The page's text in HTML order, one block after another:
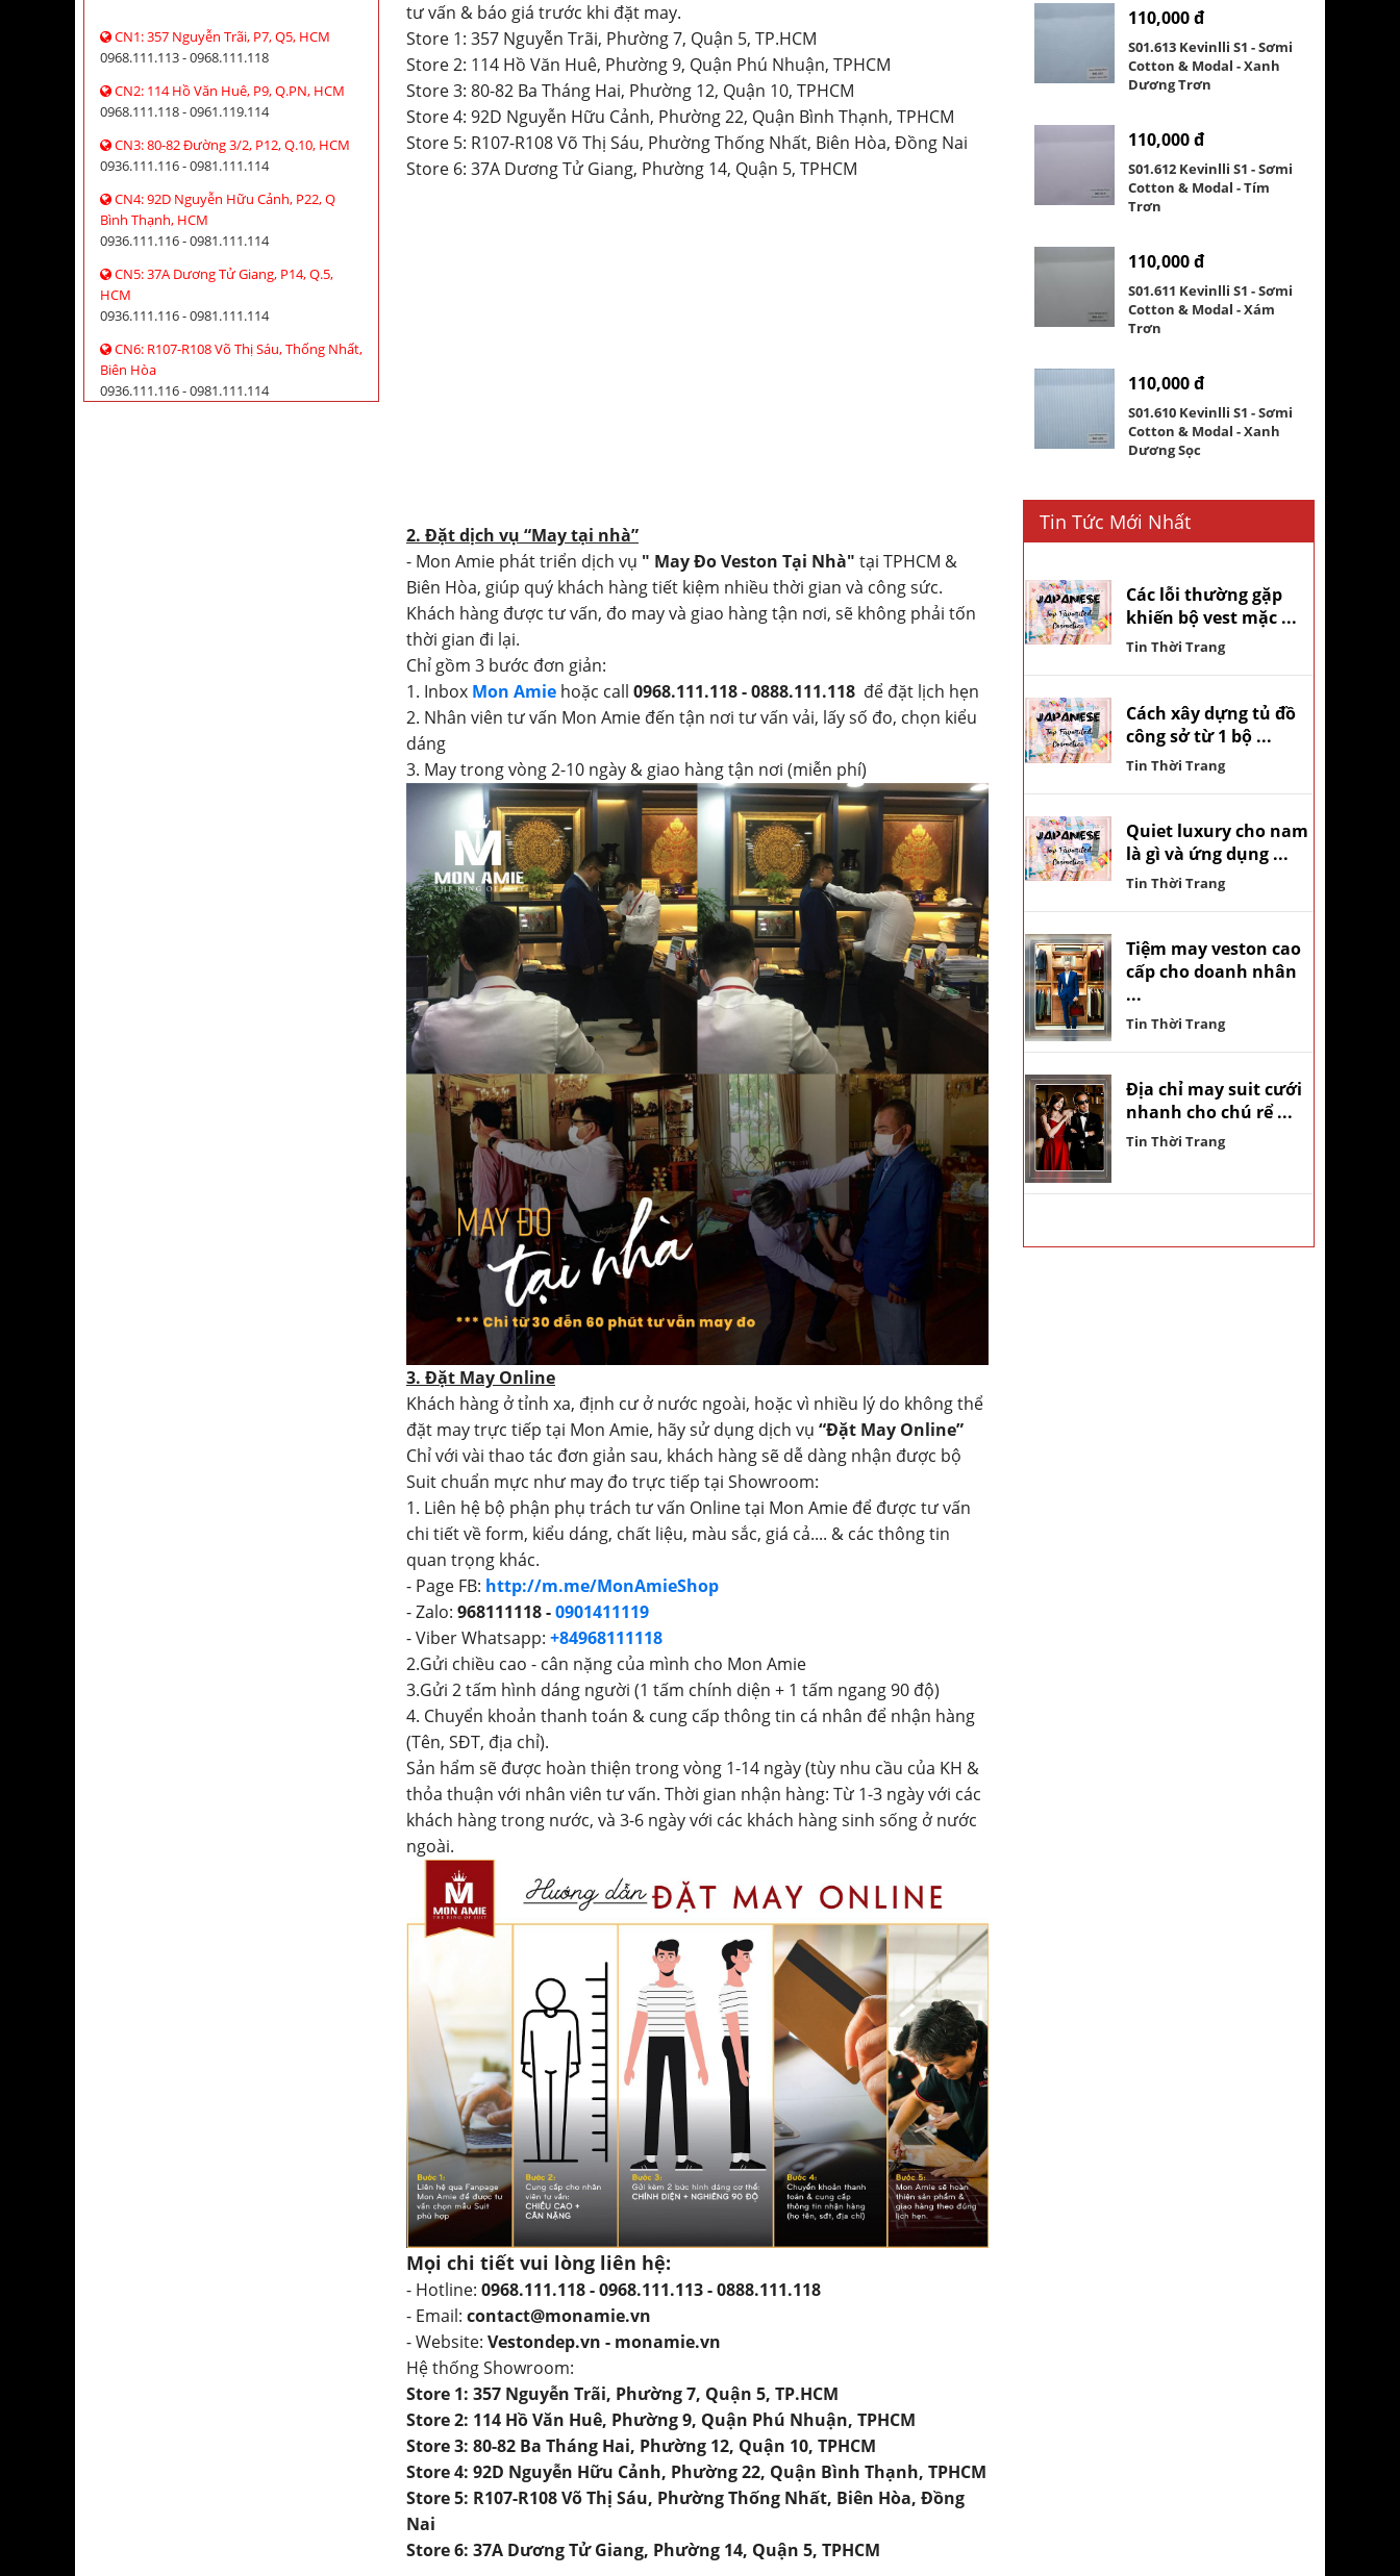
CN1: 357 Nguyễn Trãi, P7, Q5, HCM
0968.111.113 - 0968.111.118
CN2: 114 Hồ Văn Huê, P9, Q.PN, HCM
0968.111.118 - 0961.119.114
CN3: 80-82 Đường 3/2, P12, Q.10, HCM
0936.111.116 - 0981.111.114
CN4: 92D Nguyễn Hữu Cảnh, P22, Q
Bình Thạnh, HCM
0936.111.116 - 0981.111.114
CN5: 37A Dương Tử Giang, P14, Q.5,
HCM
0936.111.116 - 0981.111.114
CN6: R107-R108 Võ Thị Sáu, Thống Nhất,
Biên Hòa
0936.111.116 - 0981.111.114
tư vấn & báo giá trước khi đặt may.
Store 1: 357 Nguyễn Trãi, Phường 7, Quận 5, TP.HCM
Store 2: 114 Hồ Văn Huê, Phường 9, Quận Phú Nhuận, TPHCM
Store 3: 80-82 Ba Tháng Hai, Phường 12, Quận 10, TPHCM
Store 4: 92D Nguyễn Hữu Cảnh, Phường 22, Quận Bình Thạnh, TPHCM
Store 5: R107-R108 Võ Thị Sáu, Phường Thống Nhất, Biên Hòa, Đồng Nai
Store 6: 37A Dương Tử Giang, Phường 14, Quận 5, TPHCM
2. Đặt dịch vụ “May tại nhà”
- Mon Amie phát triển dịch vụ " May Đo Veston Tại Nhà" tại TPHCM &
Biên Hòa, giúp quý khách hàng tiết kiệm nhiều thời gian và công sức.
Khách hàng được tư vấn, đo may và giao hàng tận nơi, sẽ không phải tốn
thời gian đi lại.
Chỉ gồm 3 bước đơn giản:
1. Inbox Mon Amie hoặc call 0968.111.118 - 0888.111.118 để đặt lịch hẹn
2. Nhân viên tư vấn Mon Amie đến tận nơi tư vấn vải, lấy số đo, chọn kiểu
dáng
3. May trong vòng 2-10 ngày & giao hàng tận nơi (miễn phí)
3. Đặt May Online
Khách hàng ở tỉnh xa, định cư ở nước ngoài, hoặc vì nhiều lý do không thể
đặt may trực tiếp tại Mon Amie, hãy sử dụng dịch vụ “Đặt May Online”
Chỉ với vài thao tác đơn giản sau, khách hàng sẽ dễ dàng nhận được bộ
Suit chuẩn mực như may đo trực tiếp tại Showroom:
1. Liên hệ bộ phận phụ trách tư vấn Online tại Mon Amie để được tư vấn
chi tiết về form, kiểu dáng, chất liệu, màu sắc, giá cả.... & các thông tin
quan trọng khác.
- Page FB: http://m.me/MonAmieShop
- Zalo: 968111118 -0901411119
- Viber Whatsapp: +84968111118
2.Gửi chiều cao - cân nặng của mình cho Mon Amie
3.Gửi 2 tấm hình dáng người (1 tấm chính diện + 1 tấm ngang 90 độ)
4. Chuyển khoản thanh toán & cung cấp thông tin cá nhân để nhận hàng
(Tên, SĐT, địa chỉ).
Sản hẩm sẽ được hoàn thiện trong vòng 1-14 ngày (tùy nhu cầu của KH &
thỏa thuận với nhân viên tư vấn. Thời gian nhận hàng: Từ 1-3 ngày với các
khách hàng trong nước, và 3-6 ngày với các khách hàng sinh sống ở nước
ngoài.
Mọi chi tiết vui lòng liên hệ:
- Hotline: 0968.111.118 - 0968.111.113 - 0888.111.118
- Email: contact@monamie.vn
- Website: Vestondep.vn - monamie.vn
Hệ thống Showroom:
Store 1: 357 Nguyễn Trãi, Phường 7, Quận 5, TP.HCM
Store 2: 114 Hồ Văn Huê, Phường 9, Quận Phú Nhuận, TPHCM
Store 3: 80-82 Ba Tháng Hai, Phường 12, Quận 10, TPHCM
Store 4: 92D Nguyễn Hữu Cảnh, Phường 22, Quận Bình Thạnh, TPHCM
Store 5: R107-R108 Võ Thị Sáu, Phường Thống Nhất, Biên Hòa, Đồng
Nai
Store 6: 37A Dương Tử Giang, Phường 14, Quận 5, TPHCM
110,000 đ
S01.613 Kevinlli S1 - Sơmi
Cotton & Modal - Xanh
Dương Trơn
110,000 đ
S01.612 Kevinlli S1 - Sơmi
Cotton & Modal - Tím
Trơn
110,000 đ
S01.611 Kevinlli S1 - Sơmi
Cotton & Modal - Xám
Trơn
110,000 đ
S01.610 Kevinlli S1 - Sơmi
Cotton & Modal - Xanh
Dương Sọc
Tin Tức Mới Nhất
Các lỗi thường gặp
khiến bộ vest mặc ...
Tin Thời Trang
Cách xây dựng tủ đồ
công sở từ 1 bộ ...
Tin Thời Trang
Quiet luxury cho nam
là gì và ứng dụng ...
Tin Thời Trang
Tiệm may veston cao
cấp cho doanh nhân
...
Tin Thời Trang
Địa chỉ may suit cưới
nhanh cho chú rể ...
Tin Thời Trang